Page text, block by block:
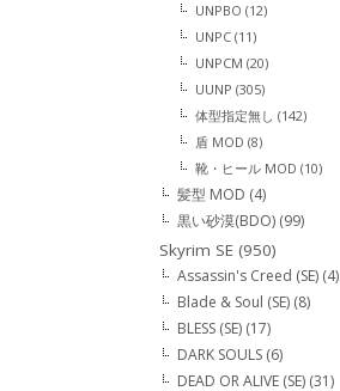
UNPBO (12)
UNPC (11)
UNPCM (20)
UUNP (305)
体型指定無し (142)
盾 MOD (8)
靴・ヒール MOD (10)
髪型 MOD (4)
黒い砂漠(BDO) (99)
Skyrim SE (950)
Assassin's Creed (SE) (4)
Blade & Soul (SE) (8)
BLESS (SE) (17)
DARK SOULS (6)
DEAD OR ALIVE (SE) (31)